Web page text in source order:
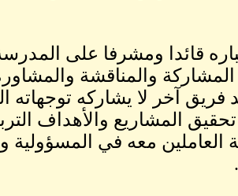
قائدا ومشرفا على
والمناقشة
فريق آخر لا يشاركه توجهاته
المشاريع والأهداف
معه في المسؤولية وفي